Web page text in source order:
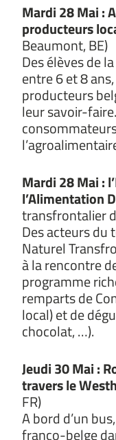
Mardi 28 Mai :
producteurs
Beaumont, BE)
Des élèves de
entre 6 et 8
producteurs
leur savoir-
Mardi 28 Mai :
l’Alimentation
transfrontalier
Des acteurs du
Naturel
à la rencontre
programme
remparts de
local) et de
chocolat, …).
Jeudi 30 Mai :
travers le
FR)
A bord d’un
franco-belge